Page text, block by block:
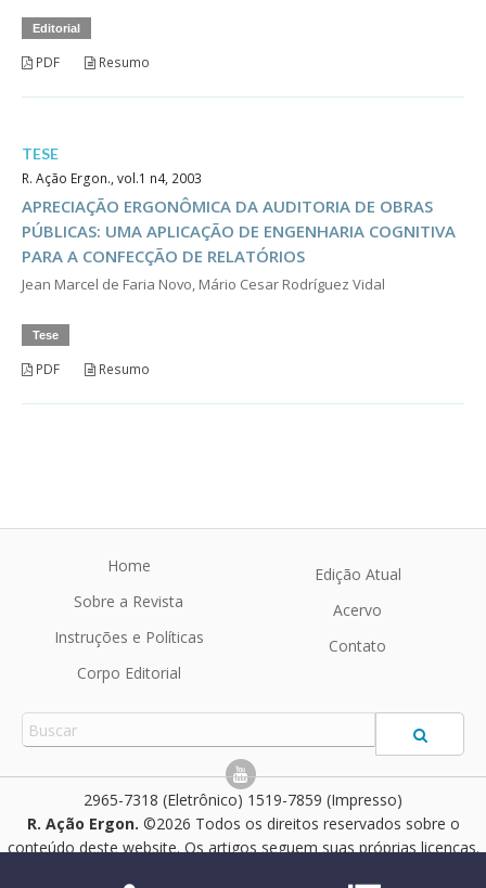
Editorial
PDF Resumo
TESE
R. Ação Ergon., vol.1 n4, 2003
APRECIAÇÃO ERGONÔMICA DA AUDITORIA DE OBRAS
PÚBLICAS: UMA APLICAÇÃO DE ENGENHARIA COGNITIVA
PARA A CONFECÇÃO DE RELATÓRIOS
Jean Marcel de Faria Novo, Mário Cesar Rodríguez Vidal
Tese
PDF Resumo
Home
Sobre a Revista
Instruções e Políticas
Corpo Editorial
Edição Atual
Acervo
Contato
2965-7318 (Eletrônico) 1519-7859 (Impresso)
R. Ação Ergon. ©2026 Todos os direitos reservados sobre o
conteúdo deste website. Os artigos seguem suas próprias licenças.